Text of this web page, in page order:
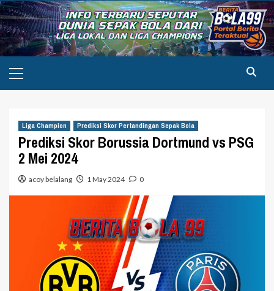
Skip
to
content
Menu
Liga Champion Prediksi Skor Pertandingan Sepak Bola
Prediksi Skor Borussia Dortmund vs PSG
2 Mei 2024
acoy belalang 1 May 2024 0